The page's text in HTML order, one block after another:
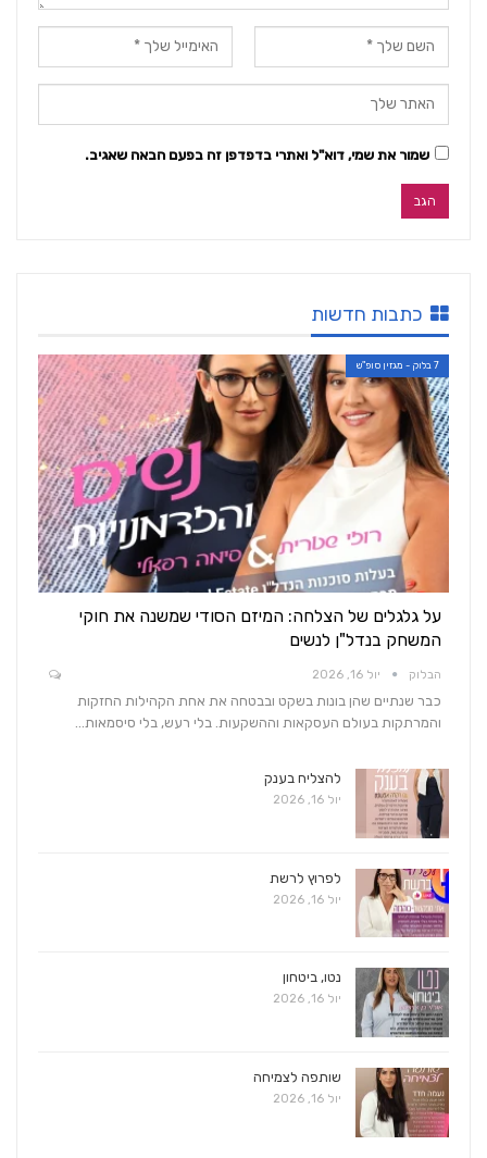
שמור את שמי, דוא"ל ואתרי בדפדפן זה בפעם הבאה שאגיב.
כתבות חדשות
7 בלוק - מגזין סופ"ש
על גלגלים של הצלחה: המיזם הסודי שמשנה את חוקי
המשחק בנדל"ן לנשים
הבלוק יול 16, 2026
כבר שנתיים שהן בונות בשקט ובבטחה את אחת הקהילות החזקות
והמרתקות בעולם העסקאות וההשקעות. בלי רעש, בלי סיסמאות…
להצליח בענק
יול 16, 2026
לפרוץ לרשת
יול 16, 2026
נטו, ביטחון
יול 16, 2026
שותפה לצמיחה
יול 16, 2026